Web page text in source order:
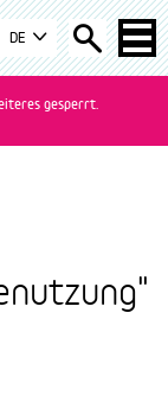
DE
gesperrt.